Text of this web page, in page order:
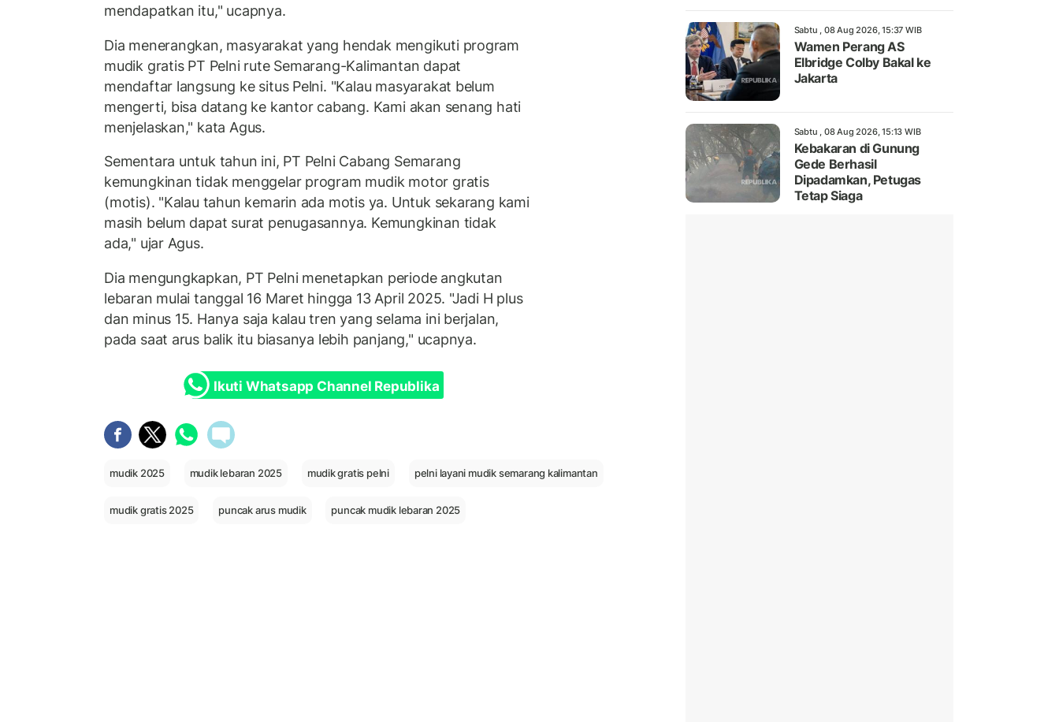
mendapatkan itu," ucapnya.
Dia menerangkan, masyarakat yang hendak mengikuti program
mudik gratis PT Pelni rute Semarang-Kalimantan dapat
mendaftar langsung ke situs Pelni. "Kalau masyarakat belum
mengerti, bisa datang ke kantor cabang. Kami akan senang hati
menjelaskan," kata Agus.
Sementara untuk tahun ini, PT Pelni Cabang Semarang
kemungkinan tidak menggelar program mudik motor gratis
(motis). "Kalau tahun kemarin ada motis ya. Untuk sekarang kami
masih belum dapat surat penugasannya. Kemungkinan tidak
ada," ujar Agus.
Dia mengungkapkan, PT Pelni menetapkan periode angkutan
lebaran mulai tanggal 16 Maret hingga 13 April 2025. "Jadi H plus
dan minus 15. Hanya saja kalau tren yang selama ini berjalan,
pada saat arus balik itu biasanya lebih panjang," ucapnya.
Ikuti Whatsapp Channel Republika
mudik 2025 mudik lebaran 2025 mudik gratis pelni pelni layani mudik semarang kalimantan
mudik gratis 2025 puncak arus mudik puncak mudik lebaran 2025
Sabtu , 08 Aug 2026, 15:37 WIB
Wamen Perang AS
Elbridge Colby Bakal ke
Jakarta
Sabtu , 08 Aug 2026, 15:13 WIB
Kebakaran di Gunung
Gede Berhasil
Dipadamkan, Petugas
Tetap Siaga